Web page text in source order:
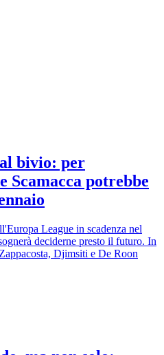
bivio: per
Scamacca potrebbe
League in scadenza nel
deciderne presto il futuro. In
Djimsiti e De Roon